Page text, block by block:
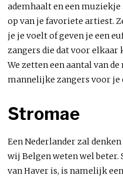
ademhaalt en een
op van je favoriete artiest.
je je voelt of geven je een
zangers die dat voor
We zetten een aantal van
mannelijke zangers voor je
Stromae
Een Nederlander zal
wij Belgen weten wel beter.
van Haver is, is namelijk